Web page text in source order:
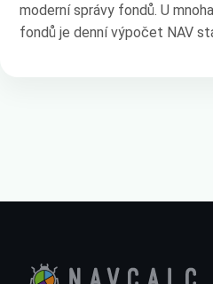
moderní správy fondů. U
fondů je denní výpočet NAV